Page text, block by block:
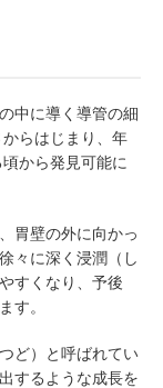
中に導く導管の細
らはじまり、年
から発見可能に
胃壁の外に向かっ
々に深く浸潤（し
すくなり、予後
す。
ど）と呼ばれてい
するような成長を